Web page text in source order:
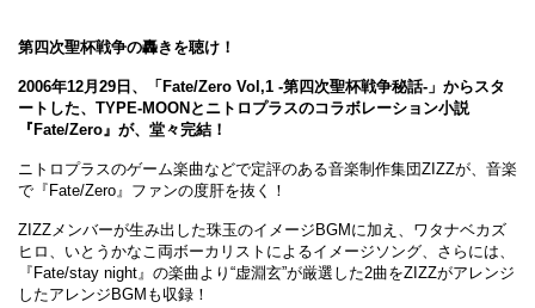
第四次聖杯戦争の轟きを聴け！
2006年12月29日、「Fate/Zero Vol,1 -第四次聖杯戦争秘話-」からスタ
ートした、TYPE-MOONとニトロプラスのコラボレーション小説
『Fate/Zero』が、堂々完結！
ニトロプラスのゲーム楽曲などで定評のある音楽制作集団ZIZZが、音楽
で『Fate/Zero』ファンの度肝を抜く！
ZIZZメンバーが生み出した珠玉のイメージBGMに加え、ワタナベカズ
ヒロ、いとうかなこ両ボーカリストによるイメージソング、さらには、
『Fate/stay night』の楽曲より“虚淵玄”が厳選した2曲をZIZZがアレンジ
したアレンジBGMも収録！